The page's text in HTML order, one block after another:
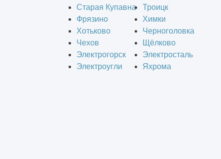
Старая Купавна
Троицк
Фрязино
Химки
Хотьково
Черноголовка
Чехов
Щёлково
Электрогорск
Электросталь
Электроугли
Яхрома